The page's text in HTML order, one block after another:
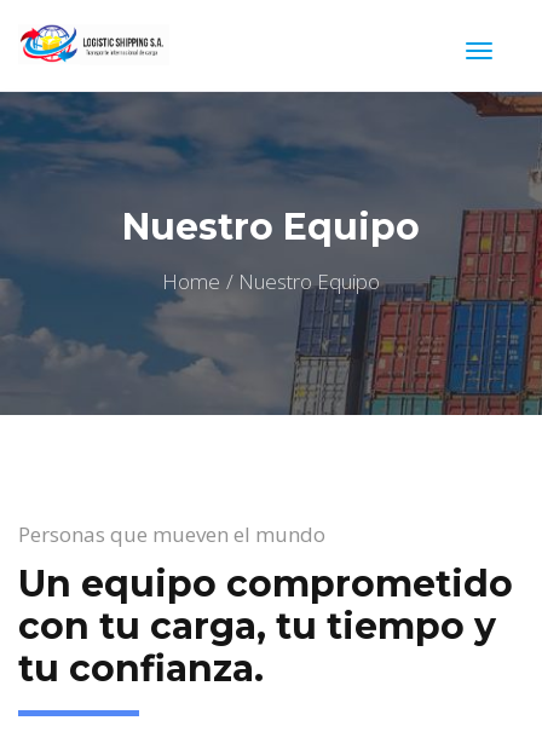
Nuestro Equipo
Home Nuestro Equipo
Personas que mueven el mundo
Un equipo comprometido
con tu carga, tu tiempo y
tu confianza.